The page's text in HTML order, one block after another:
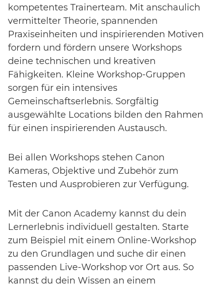
EVENT FINDEN
Noch keinen Event-Code? Jetzt für einen Workshop
kompetentes Trainerteam. Mit anschaulich
vermittelter Theorie, spannenden
Praxiseinheiten und inspirierenden Motiven
fordern und fördern unsere Workshops
deine technischen und kreativen
Fähigkeiten. Kleine Workshop-Gruppen
sorgen für ein intensives
Gemeinschaftserlebnis. Sorgfältig
ausgewählte Locations bilden den Rahmen
für einen inspirierenden Austausch.
Bei allen Workshops stehen Canon
Kameras, Objektive und Zubehör zum
Testen und Ausprobieren zur Verfügung.
Mit der Canon Academy kannst du dein
Lernerlebnis individuell gestalten. Starte
zum Beispiel mit einem Online-Workshop
zu den Grundlagen und suche dir einen
passenden Live-Workshop vor Ort aus. So
kannst du dein Wissen an einem